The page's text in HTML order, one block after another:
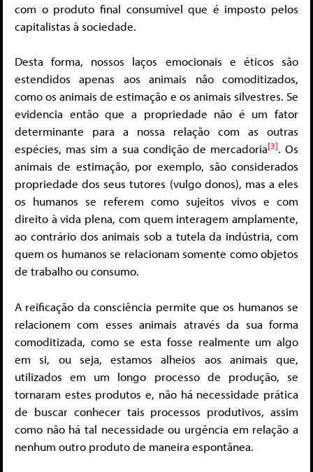
com o produto final consumível que é imposto pelos
capitalistas à sociedade.
Desta forma, nossos laços emocionais e éticos são
estendidos apenas aos animais não comoditizados,
como os animais de estimação e os animais silvestres. Se
evidencia então que a propriedade não é um fator
determinante para a nossa relação com as outras
espécies, mas sim a sua condição de mercadoria[3]. Os
animais de estimação, por exemplo, são considerados
propriedade dos seus tutores (vulgo donos), mas a eles
os humanos se referem como sujeitos vivos e com
direito à vida plena, com quem interagem amplamente,
ao contrário dos animais sob a tutela da indústria, com
quem os humanos se relacionam somente como objetos
de trabalho ou consumo.
A reificação da consciência permite que os humanos se
relacionem com esses animais através da sua forma
comoditizada, como se esta fosse realmente um algo
em si, ou seja, estamos alheios aos animais que,
utilizados em um longo processo de produção, se
tornaram estes produtos e, não há necessidade prática
de buscar conhecer tais processos produtivos, assim
como não há tal necessidade ou urgência em relação a
nenhum outro produto de maneira espontânea.